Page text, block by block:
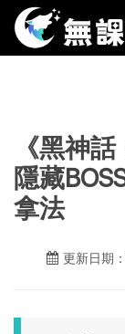
《黑神
隱藏
拿法
更新日期